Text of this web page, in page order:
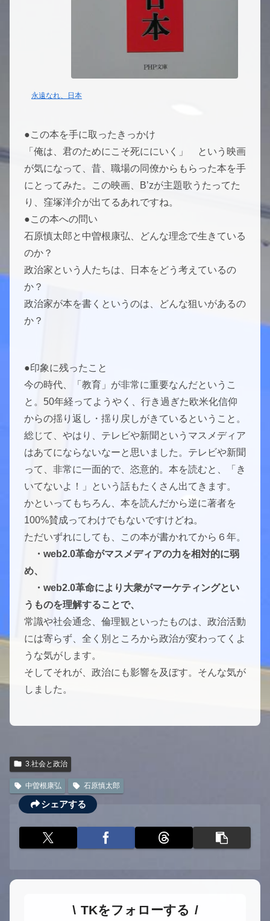
永遠なれ、日本
●この本を手に取ったきっかけ
「俺は、君のためにこそ死ににいく」 という映画
が気になって、昔、職場の同僚からもらった本を手
にとってみた。この映画、B’zが主題歌うたってた
り、窪塚洋介が出てるあれですね。
●この本への問い
石原慎太郎と中曽根康弘、どんな理念で生きている
のか？
政治家という人たちは、日本をどう考えているの
か？
政治家が本を書くというのは、どんな狙いがあるの
か？
●印象に残ったこと
今の時代、「教育」が非常に重要なんだというこ
と。50年経ってようやく、行き過ぎた欧米化信仰
からの揺り返し・揺り戻しがきているということ。
総じて、やはり、テレビや新聞というマスメディア
はあてにならないなーと思いました。テレビや新聞
って、非常に一面的で、恣意的。本を読むと、「き
いてないよ！」という話もたくさん出てきます。
かといってもちろん、本を読んだから逆に著者を
100%賛成ってわけでもないですけどね。
ただいずれにしても、この本が書かれてから６年。
・web2.0革命がマスメディアの力を相対的に弱
め、
・web2.0革命により大衆がマーケティングとい
うものを理解することで、
常識や社会通念、倫理観といったものは、政治活動
には寄らず、全く別ところから政治が変わってくよ
うな気がします。
そしてそれが、政治にも影響を及ぼす。そんな気が
しました。
3.社会と政治
中曽根康弘 石原慎太郎
シェアする
TKをフォローする